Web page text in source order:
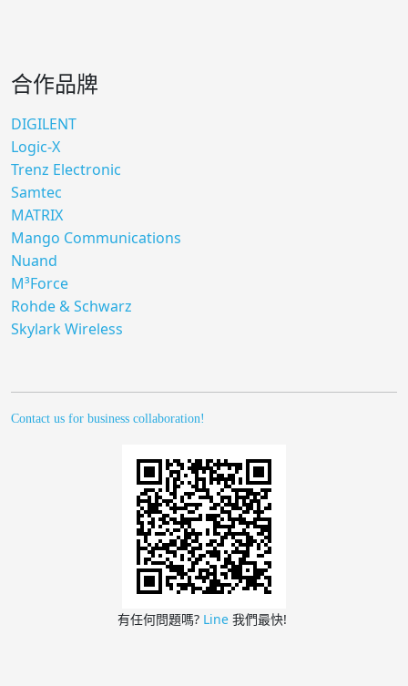
合作品牌
DIGILENT
Logic-X
Trenz Electronic
Samtec
MATRIX
Mango Communications
Nuand
M³Force
Rohde & Schwarz
Skylark Wireless
Contact us for business collaboration!
有任何問題嗎? Line 我們最快!